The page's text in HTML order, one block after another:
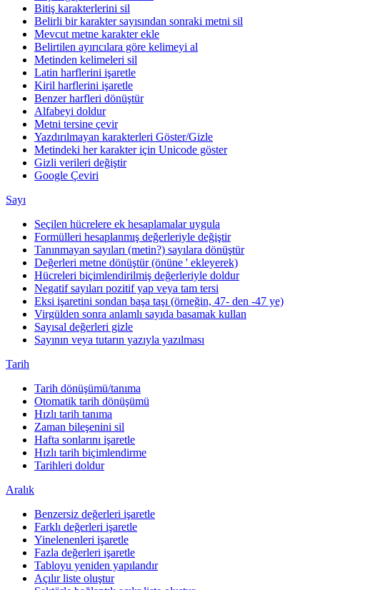
Bitiş karakterlerini sil
Belirli bir karakter sayısından sonraki metni sil
Mevcut metne karakter ekle
Belirtilen ayırıcılara göre kelimeyi al
Metinden kelimeleri sil
Latin harflerini işaretle
Kiril harflerini işaretle
Benzer harfleri dönüştür
Alfabeyi doldur
Metni tersine çevir
Yazdırılmayan karakterleri Göster/Gizle
Metindeki her karakter için Unicode göster
Gizli verileri değiştir
Google Çeviri
Sayı
Seçilen hücrelere ek hesaplamalar uygula
Formülleri hesaplanmış değerleriyle değiştir
Tanınmayan sayıları (metin?) sayılara dönüştür
Değerleri metne dönüştür (önüne ' ekleyerek)
Hücreleri biçimlendirilmiş değerleriyle doldur
Negatif sayıları pozitif yap veya tam tersi
Eksi işaretini sondan başa taşı (örneğin, 47- den -47 ye)
Virgülden sonra anlamlı sayıda basamak kullan
Sayısal değerleri gizle
Sayının veya tutarın yazıyla yazılması
Tarih
Tarih dönüşümü/tanıma
Otomatik tarih dönüşümü
Hızlı tarih tanıma
Zaman bileşenini sil
Hafta sonlarını işaretle
Hızlı tarih biçimlendirme
Tarihleri doldur
Aralık
Benzersiz değerleri işaretle
Farklı değerleri işaretle
Yinelenenleri işaretle
Fazla değerleri işaretle
Tabloyu yeniden yapılandır
Açılır liste oluştur